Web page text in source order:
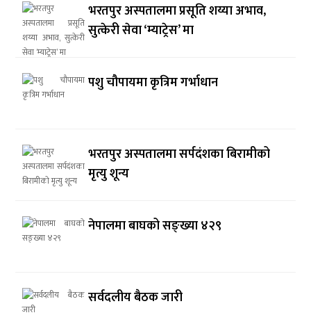
भरतपुर अस्पतालमा प्रसूति शय्या अभाव,
सुत्केरी सेवा ‘म्याट्रेस’ मा
पशु चौपायमा कृत्रिम गर्भाधान
भरतपुर अस्पतालमा सर्पदंशका बिरामीको
मृत्यु शून्य
नेपालमा बाघको सङ्ख्या ४२९
सर्वदलीय बैठक जारी